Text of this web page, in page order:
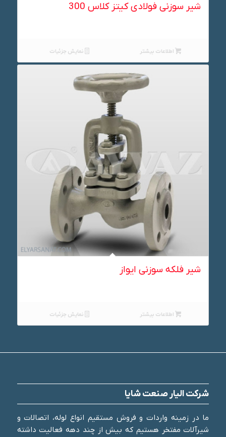
شیر سوزنی فولادی کیتز کلاس 300
اطلاعات بیشتر نمایش جزئیات
شیر فلکه سوزنی ایواز
اطلاعات بیشتر نمایش جزئیات
شرکت الیار صنعت شایا
ما در زمینه واردات و فروش مستقیم انواع لوله، اتصالات و
شیرآلات مفتخر هستیم که بیش از چند دهه فعالیت داشته